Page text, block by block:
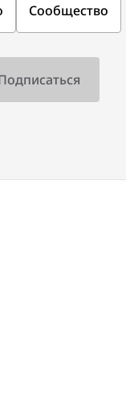
Сообщество